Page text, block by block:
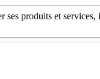
produits et